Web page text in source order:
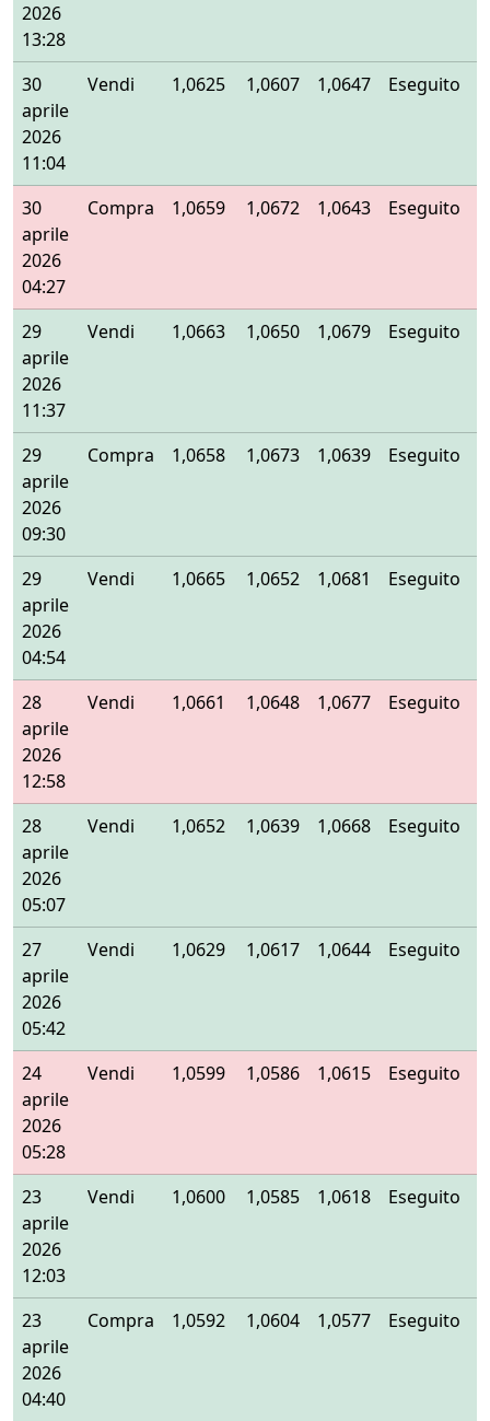
2026
13:28
30
aprile
2026
11:04
Vendi 1,0625 1,0607 1,0647 Eseguito
30
aprile
2026
04:27
Compra 1,0659 1,0672 1,0643 Eseguito
29
aprile
2026
11:37
Vendi 1,0663 1,0650 1,0679 Eseguito
29
aprile
2026
09:30
Compra 1,0658 1,0673 1,0639 Eseguito
29
aprile
2026
04:54
Vendi 1,0665 1,0652 1,0681 Eseguito
28
aprile
2026
12:58
Vendi 1,0661 1,0648 1,0677 Eseguito
28
aprile
2026
05:07
Vendi 1,0652 1,0639 1,0668 Eseguito
27
aprile
2026
05:42
Vendi 1,0629 1,0617 1,0644 Eseguito
24
aprile
2026
05:28
Vendi 1,0599 1,0586 1,0615 Eseguito
23
aprile
2026
12:03
Vendi 1,0600 1,0585 1,0618 Eseguito
23
aprile
2026
04:40
Compra 1,0592 1,0604 1,0577 Eseguito